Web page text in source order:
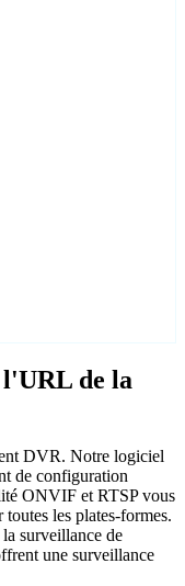
de la
DVR. Notre logiciel
de configuration
ONVIF et RTSP vous
les plates-formes.
surveillance de
une surveillance